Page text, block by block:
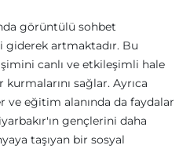
görüntülü sohbet
giderek artmaktadır. Bu
canlı ve etkileşimli hale
sağlar. Ayrıca
ve eğitim alanında da faydalar
gençlerini daha
taşıyan bir sosyal